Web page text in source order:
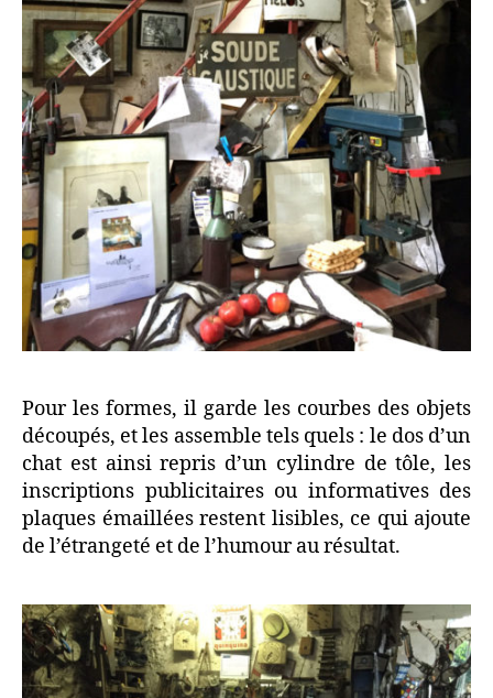
Pour les formes, il garde les courbes des objets
découpés, et les assemble tels quels : le dos d’un
chat est ainsi repris d’un cylindre de tôle, les
inscriptions publicitaires ou informatives des
plaques émaillées restent lisibles, ce qui ajoute
de l’étrangeté et de l’humour au résultat.